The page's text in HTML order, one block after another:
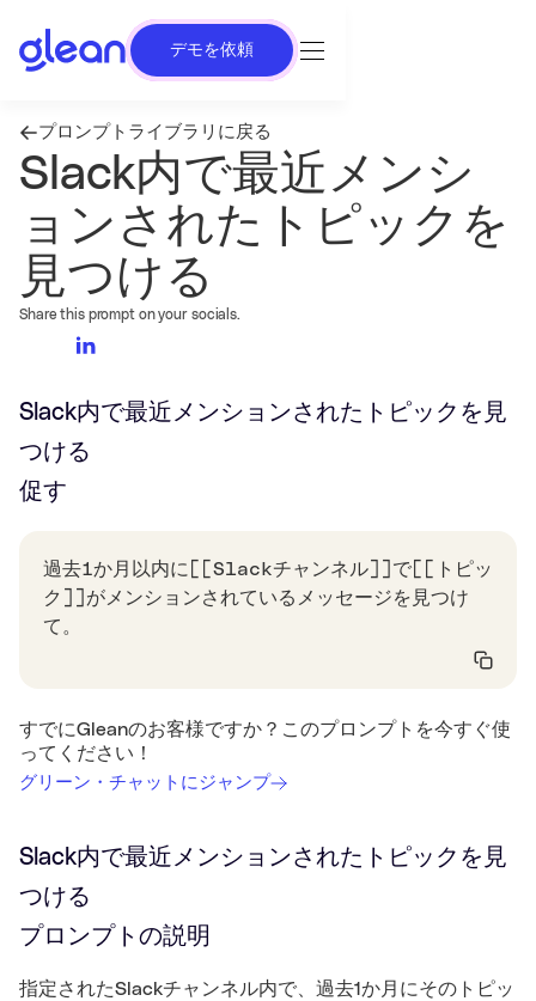
デモを依頼
プロンプトライブラリに戻る
Slack内で最近メンシ
ョンされたトピックを
見つける
Share this prompt on your socials.
Slack内で最近メンションされたトピックを見
つける
促す
過去1か月以内に[[Slackチャンネル]]で[[トピッ
ク]]がメンションされているメッセージを見つけ
て。
すでにGleanのお客様ですか？このプロンプトを今すぐ使
ってください！
グリーン・チャットにジャンプ
Slack内で最近メンションされたトピックを見
つける
プロンプトの説明
指定されたSlackチャンネル内で、過去1か月にそのトピッ